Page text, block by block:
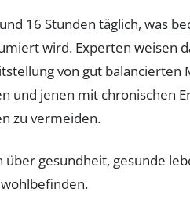
16 Stunden täglich, was
wird. Experten weisen
von gut balancierten
und jenen mit chronischen
zu vermeiden.